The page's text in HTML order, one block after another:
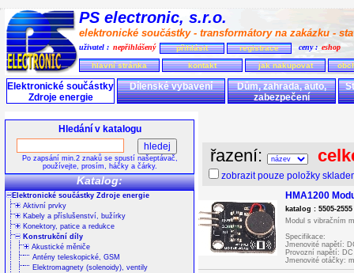
PS electronic, s.r.o.
elektronické součástky - transformátory na zakázku -
uživatel : nepřihlášený přihlásit registrace ceny : eshop
hlavní stránka kontakt jak nakupovat
Elektronické součástky
Zdroje energie
Dílenské vybavení
Dům, zahrada, auto,
zabezpečení
Hledání v katalogu
Po zapsání min.2 znaků se spustí našeptávač,
používejte, prosím, háčky a čárky.
Katalog:
Elektronické součástky Zdroje energie
Aktivní prvky
Kabely a příslušenství, bužírky
Konektory, patice a redukce
Konstrukční díly
Akustické měniče
Antény teleskopické, GSM
Elektromagnety (solenoidy), ventily
řazení:
zobrazit pouze položky
HMA1200
katalog : 5505-2555
Modul s vibračním
Specifikace:
Jmenovité napětí:
Provozní napětí:
Jmenovité otáčky:
Jmenovitý proud: až